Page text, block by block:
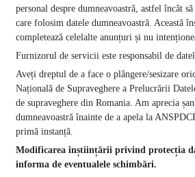
personal despre dumneavoastră, astfel încât
care folosim datele dumneavoastră. Această
completează celelalte anunțuri și nu
Furnizorul de servicii este responsabil de
Aveți dreptul de a face o plângere/sesizare
Națională de Supraveghere a Prelucrării
de supraveghere din Romania. Am aprecia
dumneavoastră înainte de a apela la
primă instanță.
Modificarea înștiințării privind protecția
informa de eventualele schimbări.